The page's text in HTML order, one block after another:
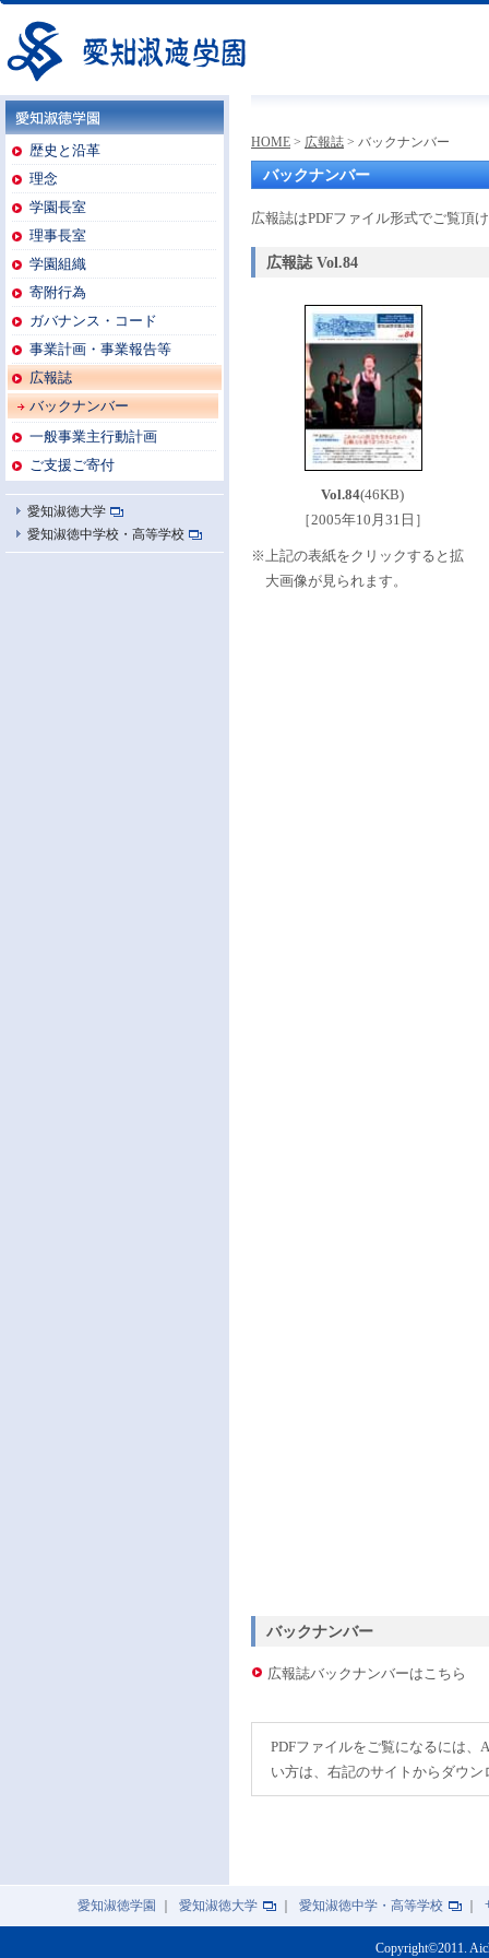
愛知淑徳学園
愛知淑徳学園歴史と沿革
理念
学園長室
理事長室
学園組織
寄附行為
ガバナンス・コード
事業計画・事業報告等
広報誌
バックナンバー
一般事業主行動計画
ご支援ご寄付
愛知淑徳大学
愛知淑徳中学校・高等学校
HOME > 広報誌 > バックナンバー
バックナンバー
広報誌はPDFファイル形式でご覧頂
広報誌 Vol.84
Vol.84(46KB)
［2005年10月31日］
※上記の表紙をクリックすると拡
大画像が見られます。
バックナンバー
広報誌バックナンバーはこちら
PDFファイルをご覧になるには、
い方は、右記のサイトからダウ
愛知淑徳学園 愛知淑徳大学 愛知淑徳中学・高等学校
Copyright©2011.